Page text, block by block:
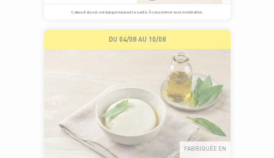
L’abus d’alcool est dangereux pour la santé. À consommer avec modération.
DU 04/08 AU 10/08
FABRIQUÉE EN